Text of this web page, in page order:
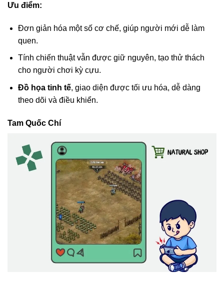
Ưu điểm:
Đơn giản hóa một số cơ chế, giúp người mới dễ làm
quen.
Tính chiến thuật vẫn được giữ nguyên, tạo thử thách
cho người chơi kỳ cựu.
Đồ họa tinh tế, giao diện được tối ưu hóa, dễ dàng
theo dõi và điều khiển.
Tam Quốc Chí